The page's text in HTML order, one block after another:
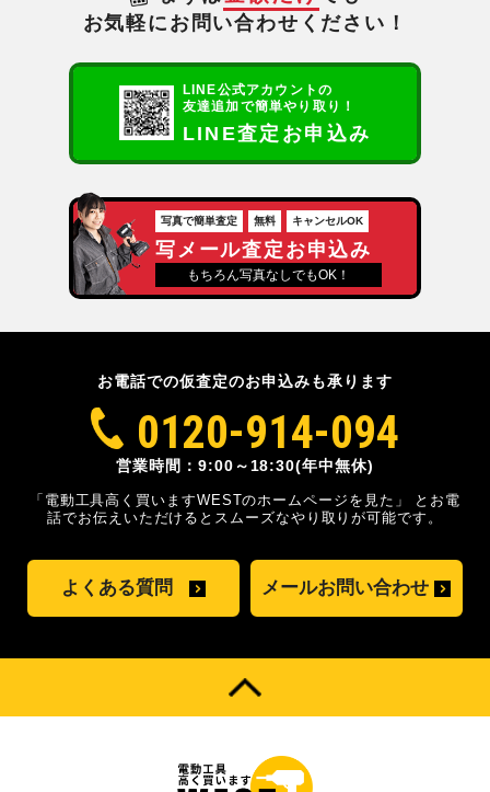
お気軽にお問い合わせください！
LINE公式アカウントの
友達追加で簡単やり取り！
LINE査定お申込み
写真で簡単査定 無料 キャンセルOK
写メール査定お申込み
もちろん写真なしでもOK！
お電話での仮査定のお申込みも承ります
0120-914-094
営業時間：9:00～18:30(年中無休)
「電動工具高く買いますWESTのホームページを見た」
とお電
話でお伝えいただけるとスムーズなやり取りが可能です。
よくある質問 メールお問い合わせ